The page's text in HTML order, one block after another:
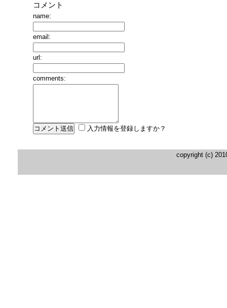
コメント
name:
email:
url:
comments:
入力情報を登録しますか？
copyright (c)